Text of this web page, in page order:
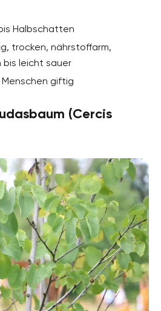
Halbschatten
trocken, nährstoffarm,
bis leicht sauer
giftig
(Cercis